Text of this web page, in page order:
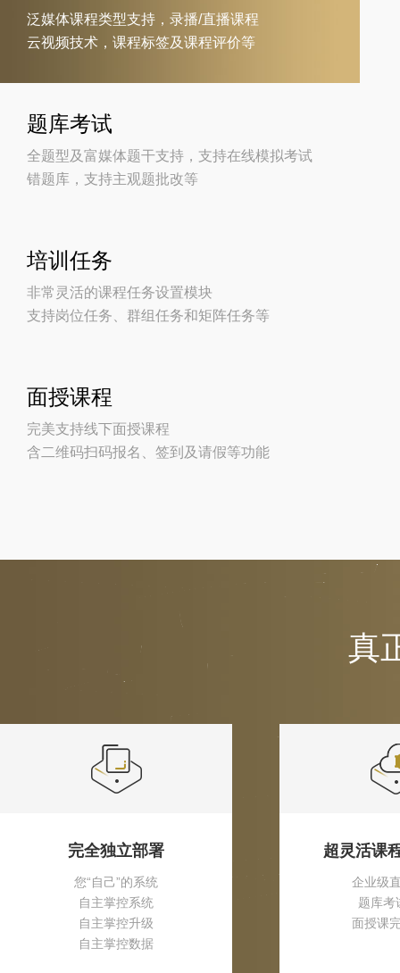
泛媒体课程类型支持，录播/直播课程
云视频技术，课程标签及课程评价等
题库考试
全题型及富媒体题干支持，支持在线模拟考试
错题库，支持主观题批改等
培训任务
非常灵活的课程任务设置模块
支持岗位任务、群组任务和矩阵任务等
面授课程
完美支持线下面授课程
含二维码扫码报名、签到及请假等功能
真
完全独立部署
您“自己”的系统
自主掌控系统
自主掌控升级
自主掌控数据
超灵活课
企业级
题库考
面授课